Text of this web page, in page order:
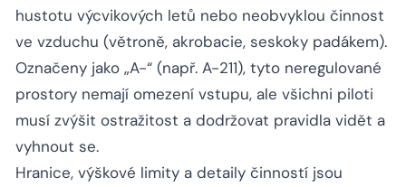
hustotu výcvikových letů nebo neobvyklou činnost
ve vzduchu (větroně, akrobacie, seskoky padákem).
Označeny jako „A-“ (např. A-211), tyto neregulované
prostory nemají omezení vstupu, ale všichni piloti
musí zvýšit ostražitost a dodržovat pravidla vidět a
vyhnout se.
Hranice, výškové limity a detaily činností jsou